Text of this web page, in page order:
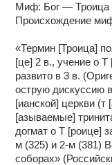
Миф: Бог — Троица
Происхождение
«Термин [Троица]
[це] 2 в., учение о Т
развито в 3 в.
острую дискуссию
[ианской] церкви (т
[азываемые]
догмат о Т [роице]
м (325) и 2-м (381)
соборах»